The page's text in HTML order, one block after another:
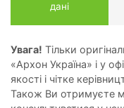
дані
Увага! Тільки
«Архон Україна» і у
якості і чітке
Також Ви отримуєте